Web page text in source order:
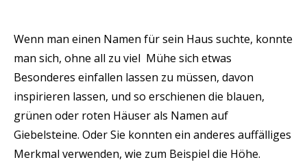
Wenn man einen Namen für sein Haus suchte, konnte
man sich, ohne all zu viel Mühe sich etwas
Besonderes einfallen lassen zu müssen, davon
inspirieren lassen, und so erschienen die blauen,
grünen oder roten Häuser als Namen auf
Giebelsteine. Oder Sie konnten ein anderes auffälliges
Merkmal verwenden, wie zum Beispiel die Höhe.